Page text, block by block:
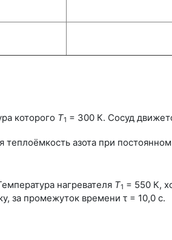
которого Т1 = 300 К. Сосуд
теплоёмкость азота при
нагревателя Т1 = 550 К,
за промежуток времени τ = 10,0 с.